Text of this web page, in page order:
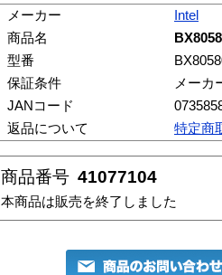
メーカー
Intel
商品名
型番
保証条件
メーカ
JANコード
返品について
特定商
商品番号 41077104
本商品は販売を終了しました